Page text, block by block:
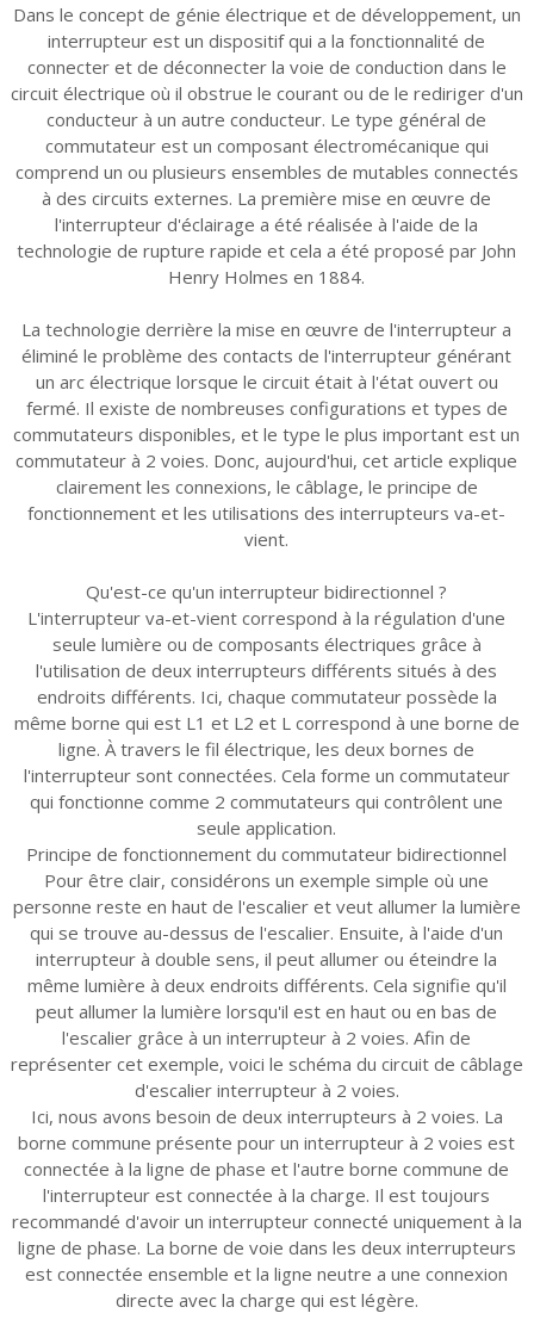
Dans le concept de génie électrique et de développement, un
interrupteur est un dispositif qui a la fonctionnalité de
connecter et de déconnecter la voie de conduction dans le
circuit électrique où il obstrue le courant ou de le rediriger d'un
conducteur à un autre conducteur. Le type général de
commutateur est un composant électromécanique qui
comprend un ou plusieurs ensembles de mutables connectés
à des circuits externes. La première mise en œuvre de
l'interrupteur d'éclairage a été réalisée à l'aide de la
technologie de rupture rapide et cela a été proposé par John
Henry Holmes en 1884.
La technologie derrière la mise en œuvre de l'interrupteur a
éliminé le problème des contacts de l'interrupteur générant
un arc électrique lorsque le circuit était à l'état ouvert ou
fermé. Il existe de nombreuses configurations et types de
commutateurs disponibles, et le type le plus important est un
commutateur à 2 voies. Donc, aujourd'hui, cet article explique
clairement les connexions, le câblage, le principe de
fonctionnement et les utilisations des interrupteurs va-et-
vient.
Qu'est-ce qu'un interrupteur bidirectionnel ?
L'interrupteur va-et-vient correspond à la régulation d'une
seule lumière ou de composants électriques grâce à
l'utilisation de deux interrupteurs différents situés à des
endroits différents. Ici, chaque commutateur possède la
même borne qui est L1 et L2 et L correspond à une borne de
ligne. À travers le fil électrique, les deux bornes de
l'interrupteur sont connectées. Cela forme un commutateur
qui fonctionne comme 2 commutateurs qui contrôlent une
seule application.
Principe de fonctionnement du commutateur bidirectionnel
Pour être clair, considérons un exemple simple où une
personne reste en haut de l'escalier et veut allumer la lumière
qui se trouve au-dessus de l'escalier. Ensuite, à l'aide d'un
interrupteur à double sens, il peut allumer ou éteindre la
même lumière à deux endroits différents. Cela signifie qu'il
peut allumer la lumière lorsqu'il est en haut ou en bas de
l'escalier grâce à un interrupteur à 2 voies. Afin de
représenter cet exemple, voici le schéma du circuit de câblage
d'escalier interrupteur à 2 voies.
Ici, nous avons besoin de deux interrupteurs à 2 voies. La
borne commune présente pour un interrupteur à 2 voies est
connectée à la ligne de phase et l'autre borne commune de
l'interrupteur est connectée à la charge. Il est toujours
recommandé d'avoir un interrupteur connecté uniquement à la
ligne de phase. La borne de voie dans les deux interrupteurs
est connectée ensemble et la ligne neutre a une connexion
directe avec la charge qui est légère.